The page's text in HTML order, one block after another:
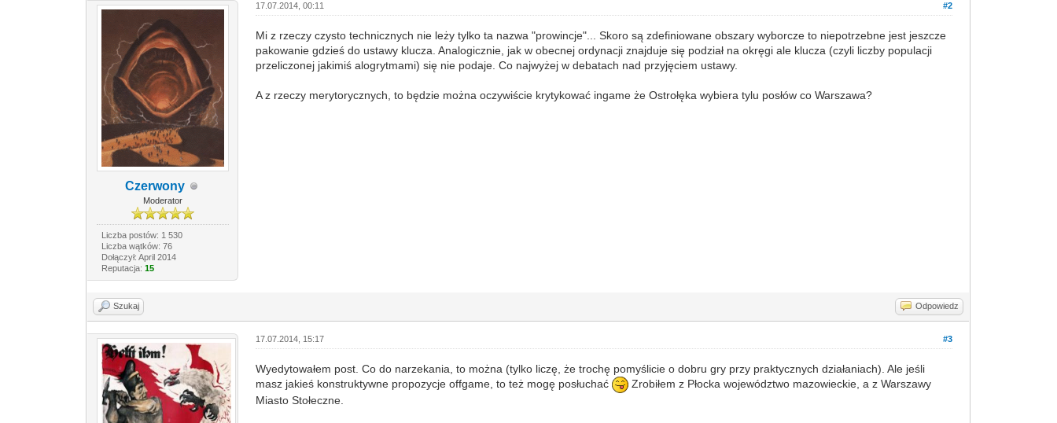
Czerwony
Moderator
Liczba postów: 1 530
Liczba wątków: 76
Dołączył: April 2014
Reputacja: 15
#2
17.07.2014, 00:11
Mi z rzeczy czysto technicznych nie leży tylko ta nazwa "prowincje"... Skoro są zdefiniowane obszary wyborcze to niepotrzebne jest jeszcze
pakowanie gdzieś do ustawy klucza. Analogicznie, jak w obecnej ordynacji znajduje się podział na okręgi ale klucza (czyli liczby populacji
przeliczonej jakimiś alogrytmami) się nie podaje. Co najwyżej w debatach nad przyjęciem ustawy.
A z rzeczy merytorycznych, to będzie można oczywiście krytykować ingame że Ostrołęka wybiera tylu posłów co Warszawa?
Szukaj Odpowiedz
#3
17.07.2014, 15:17
Wyedytowałem post. Co do narzekania, to można (tylko liczę, że trochę pomyślicie o dobru gry przy praktycznych działaniach). Ale jeśli
masz jakieś konstruktywne propozycje offgame, to też mogę posłuchać
Zrobiłem z Płocka województwo mazowieckie, a z Warszawy
Miasto Stołeczne.